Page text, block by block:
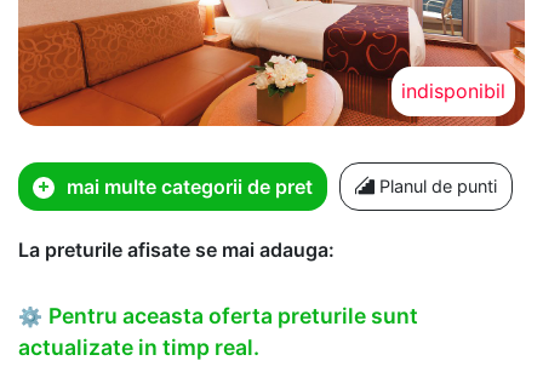
indisponibil
mai multe categorii de pret Planul de punti
La preturile afisate se mai adauga:
⚙ Pentru aceasta oferta preturile sunt
actualizate in timp real.